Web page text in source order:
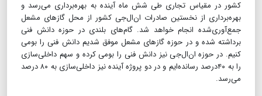
کشور در مقیاس تجاری طی شش ماه آینده به بهره‌برداری می‌رسد و
بهره‌برداری از نخستین صادرات ان‌ال‌جی کشور از محل گازهای مشعل
جمع‌آوری‌شده انجام خواهد شد. گام‌های بلندی در حوزه دانش فنی
برداشته شده و در حوزه گازهای مشعل موفق شدیم دانش فنی را بومی
کنیم. در حوزه ان‌ال‌جی نیز دانش فنی را بومی کرده و سهم داخلی‌سازی
را به ۴۰درصد رسانده‌ایم و در دو پروژه آینده نیز داخلی‌سازی به ۸۰ درصد
می‌رسد.